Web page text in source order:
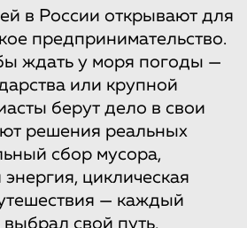
в России открывают для
предпринимательство.
ждать у моря погоды —
или крупной
берут дело в свои
решения реальных
сбор мусора,
циклическая
— каждый
свой путь,